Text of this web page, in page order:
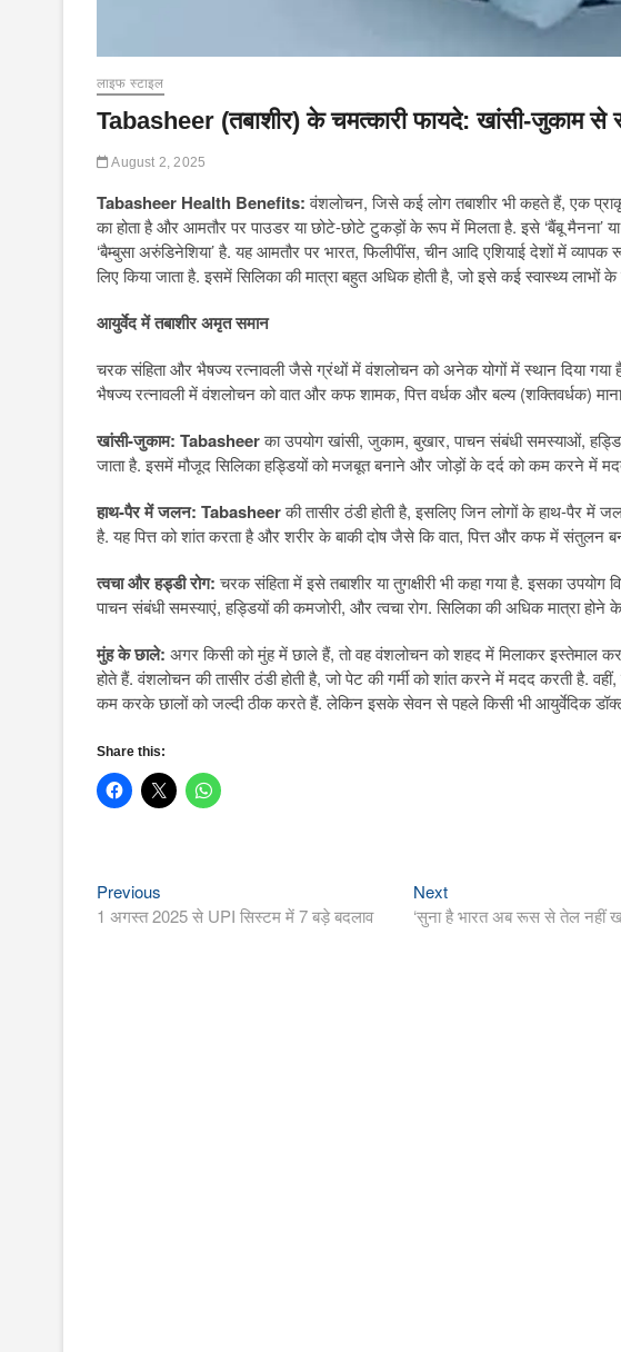
लाइफ स्टाइल
Tabasheer (तबाशीर) के चमत्कारी फायदे: खांसी-जुकाम से
August 2, 2025
Tabasheer Health Benefits:वंशलोचन, जिसे कई लोग तबाशीर भी कहते हैं, एक
का होता है और आमतौर पर पाउडर या छोटे-छोटे टुकड़ों के रूप में मिलता है. इसे ‘बैंबू मैनना’
‘बैम्बुसा अरुंडिनेशिया’ है. यह आमतौर पर भारत, फिलीपींस, चीन आदि एशियाई देशों में
लिए किया जाता है. इसमें सिलिका की मात्रा बहुत अधिक होती है, जो इसे कई स्वास्थ्य लाभों
आयुर्वेद में तबाशीर अमृत समान
चरक संहिता और भैषज्य रत्नावली जैसे ग्रंथों में वंशलोचन को अनेक योगों में स्थान दिया गया है,
भैषज्य रत्नावली में वंशलोचन को वात और कफ शामक, पित्त वर्धक और बल्य (शक्तिवर्धक)
खांसी-जुकाम: Tabasheerका उपयोग खांसी, जुकाम, बुखार, पाचन संबंधी समस्याओं,
जाता है. इसमें मौजूद सिलिका हड्डियों को मजबूत बनाने और जोड़ों के दर्द को कम करने में
हाथ-पैर में जलन: Tabasheerकी तासीर ठंडी होती है, इसलिए जिन लोगों के हाथ-पैर
है. यह पित्त को शांत करता है और शरीर के बाकी दोष जैसे कि वात, पित्त और कफ में संतुलन
त्वचा और हड्डी रोग:चरक संहिता में इसे तबाशीर या तुगक्षीरी भी कहा गया है. इसका
पाचन संबंधी समस्याएं, हड्डियों की कमजोरी, और त्वचा रोग. सिलिका की अधिक मात्रा
मुंह के छाले: अगर किसी को मुंह में छाले हैं, तो वह वंशलोचन को शहद में मिलाकर
होते हैं. वंशलोचन की तासीर ठंडी होती है, जो पेट की गर्मी को शांत करने में मदद करती है.
कम करके छालों को जल्दी ठीक करते हैं. लेकिन इसके सेवन से पहले किसी भी आयुर्वेदिक
Share this:
Post
navigation
Previous
post:
1 अगस्त 2025 से UPI सिस्टम में 7 बड़े बदलाव
NextNext
post:
‘सुना है भारत अब रूस से तेल नहीं